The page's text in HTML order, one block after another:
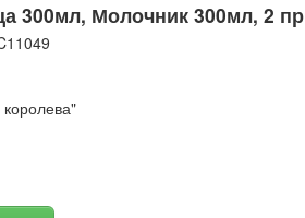
300мл, Молочник 300мл, 2 пр